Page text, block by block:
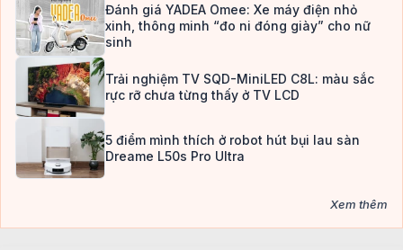
Đánh giá YADEA Omee: Xe máy điện nhỏ
xinh, thông minh “đo ni đóng giày” cho nữ
sinh
Trải nghiệm TV SQD-MiniLED C8L: màu sắc
rực rỡ chưa từng thấy ở TV LCD
5 điểm mình thích ở robot hút bụi lau sàn
Dreame L50s Pro Ultra
Xem thêm